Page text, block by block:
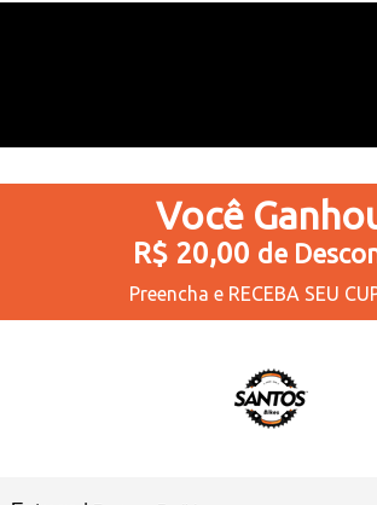
Você
R$ 20,00 de
Preencha e RECEBA SEU